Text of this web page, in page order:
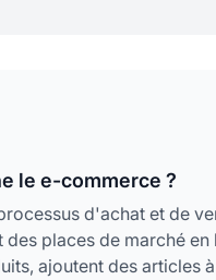
le e-commerce ?
d'achat et de
places de marché
ajoutent des articles